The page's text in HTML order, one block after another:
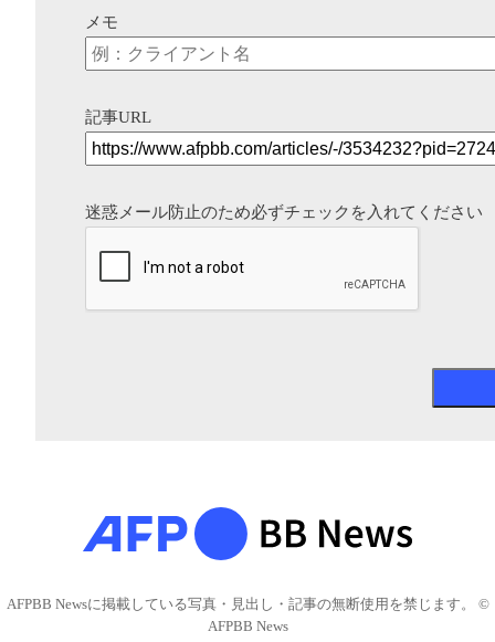
メモ
記事URL
迷惑メール防止のため必ずチェックを入れてください
AFPBB Newsに掲載している写真・見出し・記事の無断使用を禁じます。 ©
AFPBB News